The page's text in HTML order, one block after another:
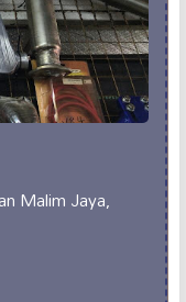
Malim Jaya,